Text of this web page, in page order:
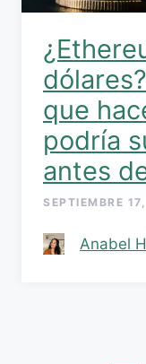
que
podría
antes
SEPTIEMBRE
Anabel